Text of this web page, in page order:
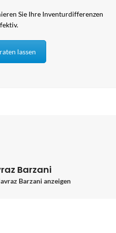
Sie Ihre Inventurdifferenzen
lassen
Barzani
Barzani anzeigen